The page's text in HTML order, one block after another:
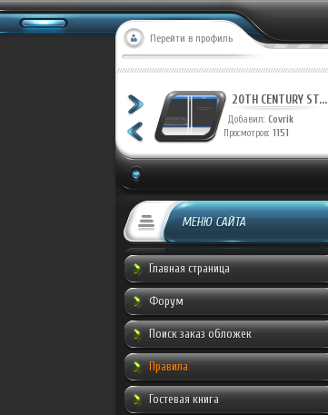
Перейти в профиль
20TH CENTURY ST... 20TH CENTURY ST...
Добавил: Covrik
Просмотров: 1151
МЕНЮ САЙТА
Главная страница
Форум
Поиск заказ обложек
Правила
Гостевая книга